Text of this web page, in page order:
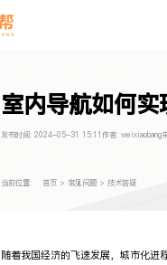
室内导航如何
发布时间: 2024-05-31 15:11作者: weixiaobang
当前位置: 首页 > 常见问题 > 技术答疑
随着我国经济的飞速发展，城市化进